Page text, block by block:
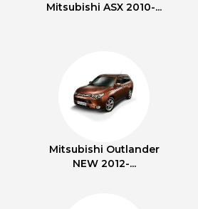
Mitsubishi ASX 2010-...
Mitsubishi Outlander
NEW 2012-...